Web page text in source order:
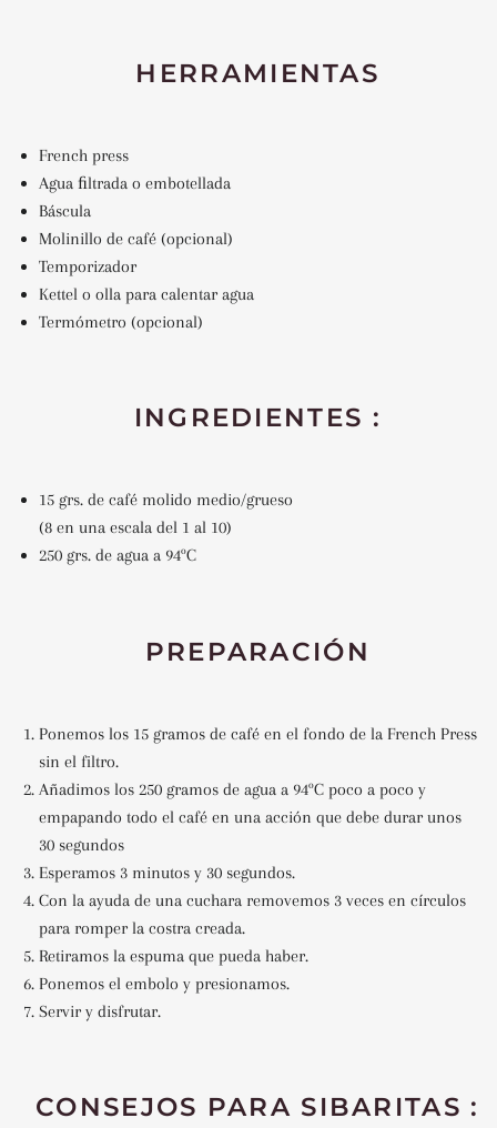
HERRAMIENTAS
French press
Agua ﬁltrada o embotellada
Báscula
Molinillo de café (opcional)
Temporizador
Kettel o olla para calentar agua
Termómetro (opcional)
INGREDIENTES :
15 grs. de café molido medio/grueso
(8 en una escala del 1 al 10)
250 grs. de agua a 94ºC
PREPARACIÓN
Ponemos los 15 gramos de café en el fondo de la French Press
sin el filtro.
Añadimos los 250 gramos de agua a 94ºC poco a poco y
empapando todo el café en una acción que debe durar unos
30 segundos
Esperamos 3 minutos y 30 segundos.
Con la ayuda de una cuchara removemos 3 veces en círculos
para romper la costra creada.
Retiramos la espuma que pueda haber.
Ponemos el embolo y presionamos.
Servir y disfrutar.
CONSEJOS PARA SIBARITAS :